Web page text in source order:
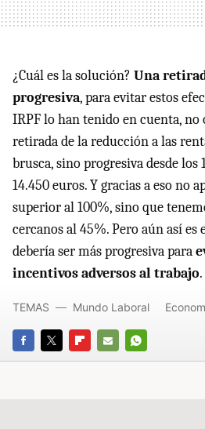
¿Cuál es la solución? Una
progresiva, para evitar estos
IRPF lo han tenido en cuenta, no
retirada de la reducción a las
brusca, sino progresiva desde los
14.450 euros. Y gracias a eso no
superior al 100%, sino que
cercanos al 45%. Pero aún así es
debería ser más progresiva para
incentivos adversos al trabajo.
FACEBOOK
TWITTERFLIPBOARD
E-
WHATSAPP
TEMAS Mundo Laboral